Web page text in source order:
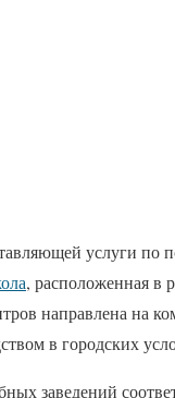
услуги по
, расположенная в
направлена на
в городских
заведений